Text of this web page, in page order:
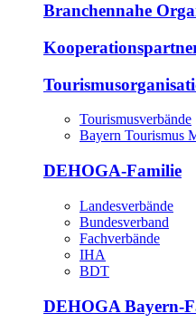
Branchennahe
Tourismusverbände
Bayern Tourismus
DEHOGA-Familie
Landesverbände
Bundesverband
Fachverbände
IHA
BDT
DEHOGA Bayern-